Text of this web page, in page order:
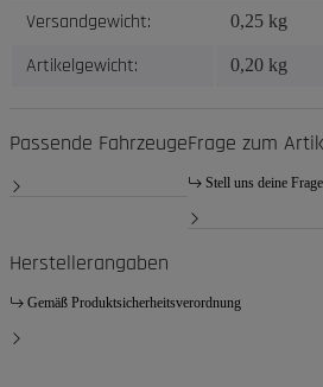
Versandgewicht: 0,25 kg
Artikelgewicht: 0,20 kg
Passende FahrzeugeFrage zum
Stell uns deine Frage
Herstellerangaben
Gemäß Produktsicherheitsverordnung